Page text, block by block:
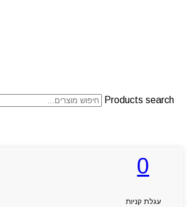
0
עגלת קניות
Products search
אודותניו
קטלוג מוצרים
יצירת קשר